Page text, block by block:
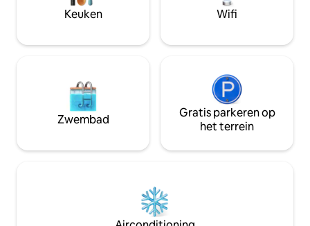
Keuken Wifi
Zwembad
Gratis parkeren op
het terrein